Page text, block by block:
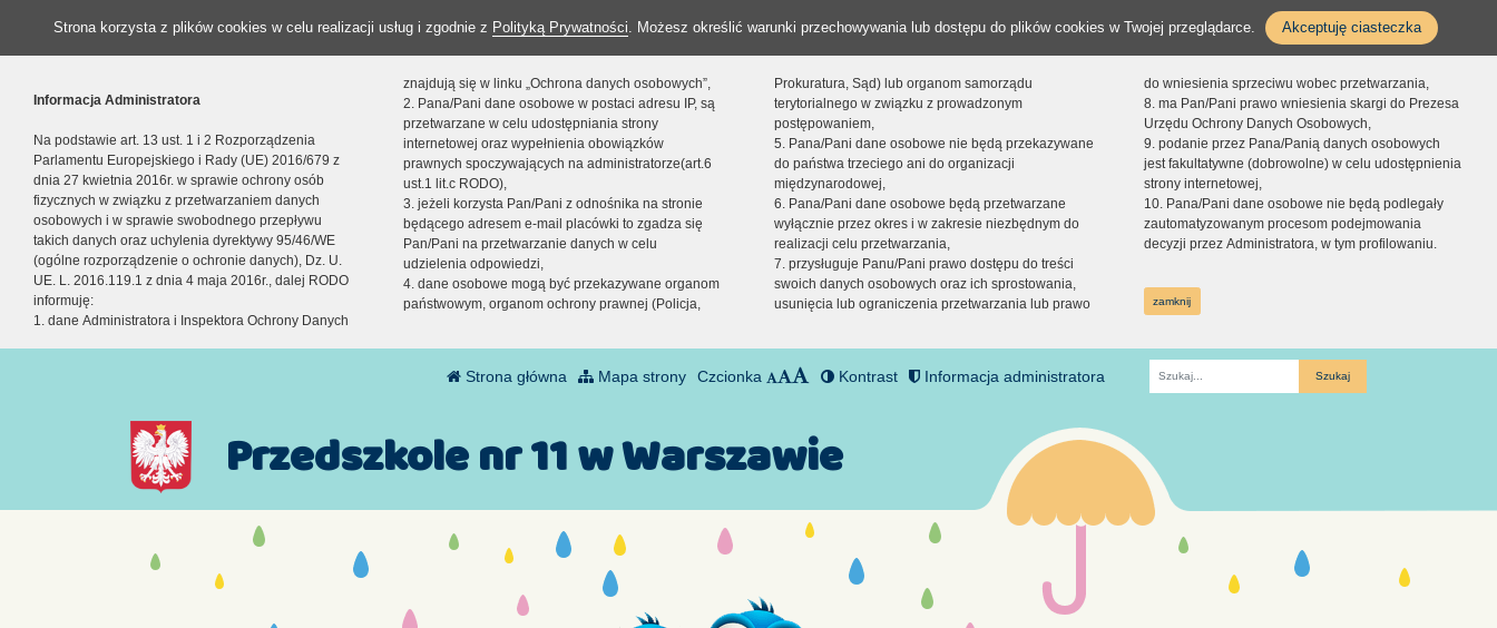
Strona korzysta z plików cookies w celu realizacji usług i zgodnie z Polityką Prywatności. Możesz określić warunki przechowywania lub dostępu do plików cookies w Twojej przeglądarce. Akceptuję ciasteczka
Informacja Administratora
Na podstawie art. 13 ust. 1 i 2 Rozporządzenia
Parlamentu Europejskiego i Rady (UE) 2016/679 z
dnia 27 kwietnia 2016r. w sprawie ochrony osób
fizycznych w związku z przetwarzaniem danych
osobowych i w sprawie swobodnego przepływu
takich danych oraz uchylenia dyrektywy 95/46/WE
(ogólne rozporządzenie o ochronie danych), Dz. U.
UE. L. 2016.119.1 z dnia 4 maja 2016r., dalej RODO
informuję:
1. dane Administratora i Inspektora Ochrony Danych
znajdują się w linku „Ochrona danych osobowych”,
2. Pana/Pani dane osobowe w postaci adresu IP, są
przetwarzane w celu udostępniania strony
internetowej oraz wypełnienia obowiązków
prawnych spoczywających na administratorze(art.6
ust.1 lit.c RODO),
3. jeżeli korzysta Pan/Pani z odnośnika na stronie
będącego adresem e-mail placówki to zgadza się
Pan/Pani na przetwarzanie danych w celu
udzielenia odpowiedzi,
4. dane osobowe mogą być przekazywane organom
państwowym, organom ochrony prawnej (Policja,
Prokuratura, Sąd) lub organom samorządu
terytorialnego w związku z prowadzonym
postępowaniem,
5. Pana/Pani dane osobowe nie będą przekazywane
do państwa trzeciego ani do organizacji
międzynarodowej,
6. Pana/Pani dane osobowe będą przetwarzane
wyłącznie przez okres i w zakresie niezbędnym do
realizacji celu przetwarzania,
7. przysługuje Panu/Pani prawo dostępu do treści
swoich danych osobowych oraz ich sprostowania,
usunięcia lub ograniczenia przetwarzania lub prawo
do wniesienia sprzeciwu wobec przetwarzania,
8. ma Pan/Pani prawo wniesienia skargi do Prezesa
Urzędu Ochrony Danych Osobowych,
9. podanie przez Pana/Panią danych osobowych
jest fakultatywne (dobrowolne) w celu udostępnienia
strony internetowej,
10. Pana/Pani dane osobowe nie będą podlegały
zautomatyzowanym procesom podejmowania
decyzji przez Administratora, w tym profilowaniu.
zamknij
Strona główna Mapa strony Czcionka Kontrast Informacja administratora
Fraza
Przedszkole nr 11 w Warszawie